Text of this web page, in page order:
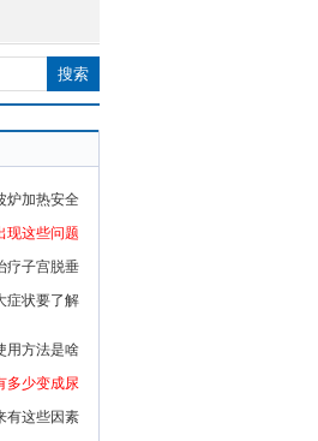
炉加热安全
现这些问题
疗子宫脱垂
症状要了解
用方法是啥
多少变成尿
有这些因素